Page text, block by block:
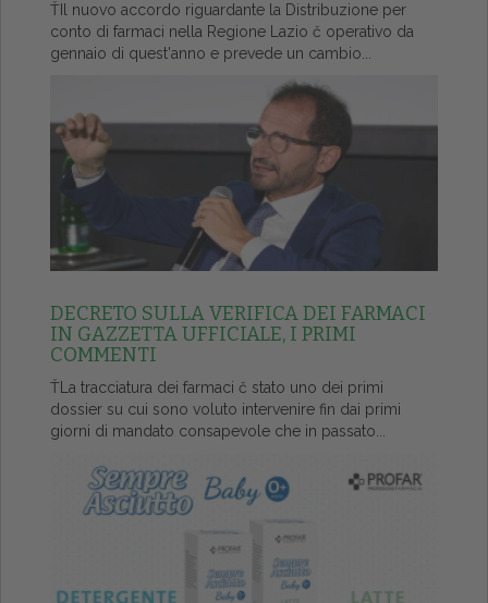
ŤIl nuovo accordo riguardante la Distribuzione per
conto di farmaci nella Regione Lazio č operativo da
gennaio di quest'anno e prevede un cambio...
DECRETO SULLA VERIFICA DEI FARMACI
IN GAZZETTA UFFICIALE, I PRIMI
COMMENTI
ŤLa tracciatura dei farmaci č stato uno dei primi
dossier su cui sono voluto intervenire fin dai primi
giorni di mandato consapevole che in passato...